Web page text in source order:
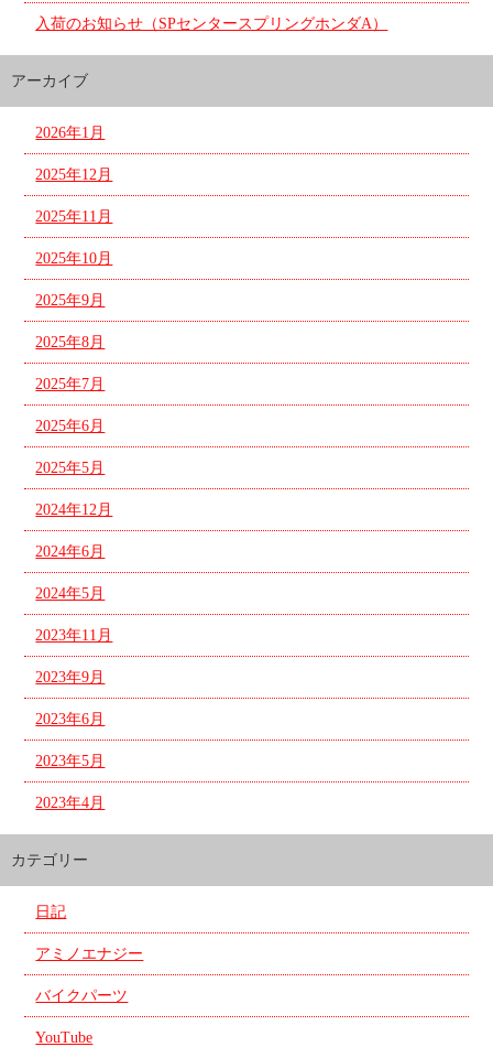
入荷のお知らせ（SPセンタースプリングホンダA）
アーカイブ
2026年1月
2025年12月
2025年11月
2025年10月
2025年9月
2025年8月
2025年7月
2025年6月
2025年5月
2024年12月
2024年6月
2024年5月
2023年11月
2023年9月
2023年6月
2023年5月
2023年4月
カテゴリー
日記
アミノエナジー
バイクパーツ
YouTube